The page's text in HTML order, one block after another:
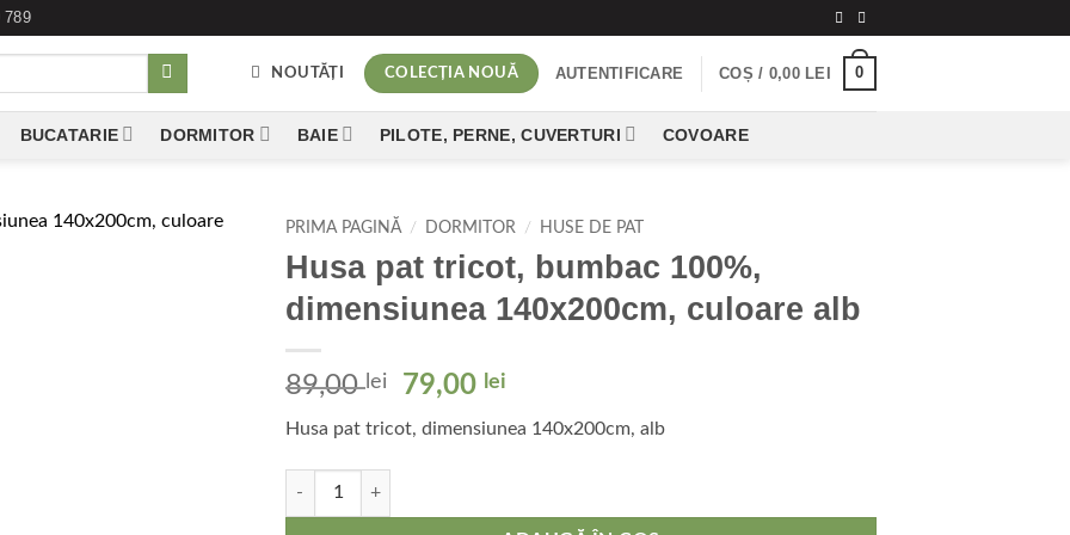
789
NOUTĂȚI COLECȚIA NOUĂ AUTENTIFICARE COȘ / 0,00 LEI 0
BUCATARIE DORMITOR BAIE PILOTE, PERNE, CUVERTURI COVOARE
PRIMA PAGINĂ / DORMITOR / HUSE DE PAT
Husa pat tricot, bumbac 100%,
dimensiunea 140x200cm, culoare alb
89,00 lei
Prețul
a
79,00 lei
este:
Husa pat tricot, dimensiunea 140x200cm, alb
Cantitate Husa pat tricot, bumbac 100%, dimensiunea 140x200cm, culoare alb